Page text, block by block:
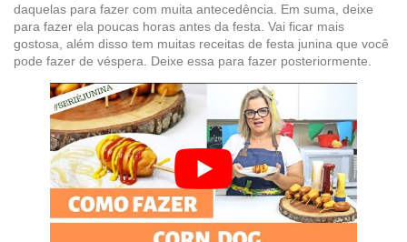
daquelas para fazer com muita antecedência. Em suma, deixe
para fazer ela poucas horas antes da festa. Vai ficar mais
gostosa, além disso tem muitas receitas de festa junina que você
pode fazer de véspera. Deixe essa para fazer posteriormente.